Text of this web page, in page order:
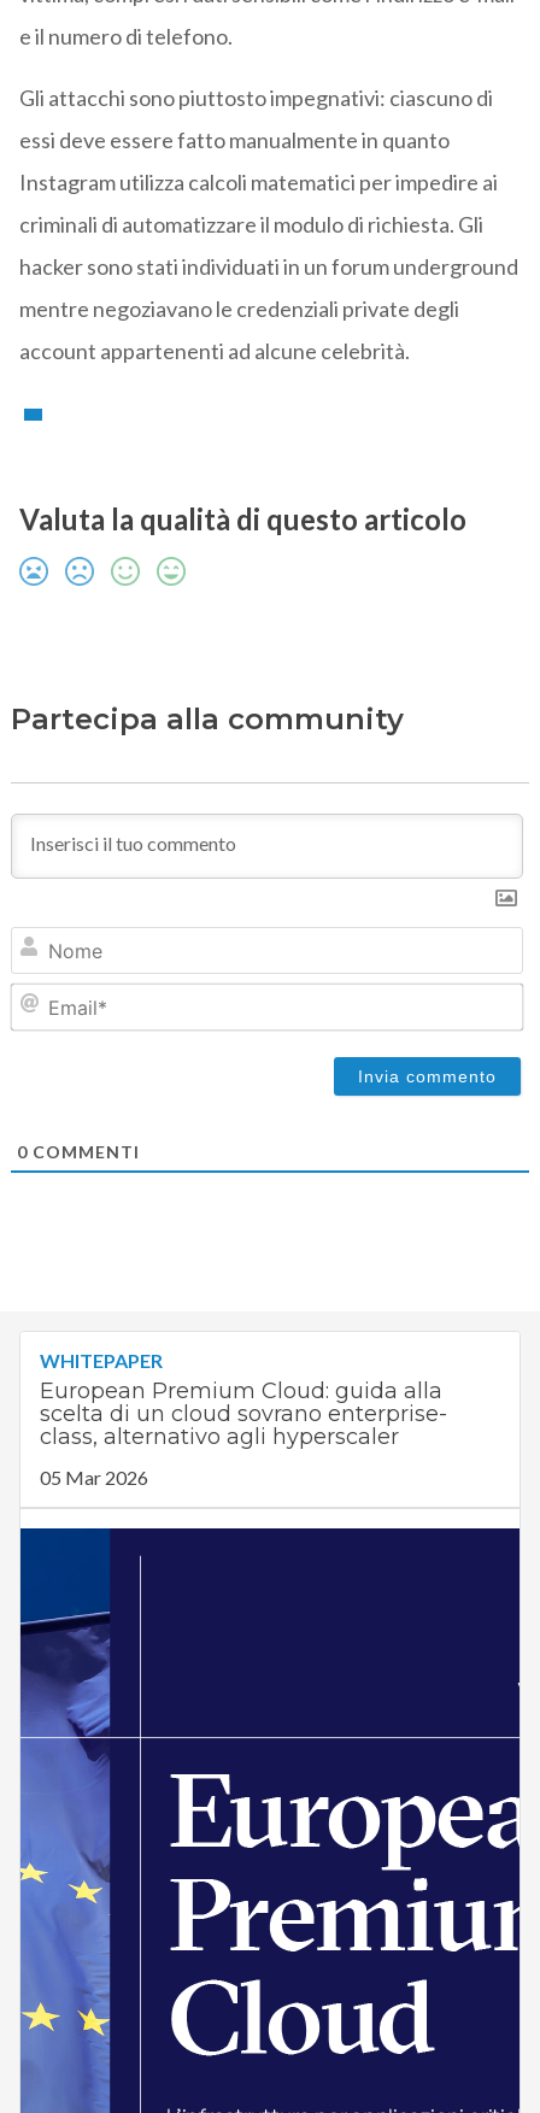
e il numero di telefono.
Gli attacchi sono piuttosto impegnativi: ciascuno di
essi deve essere fatto manualmente in quanto
Instagram utilizza calcoli matematici per impedire ai
criminali di automatizzare il modulo di richiesta. Gli
hacker sono stati individuati in un forum underground
mentre negoziavano le credenziali private degli
account appartenenti ad alcune celebrità.
Valuta la qualità di questo articolo
Partecipa alla community
0COMMENTI
WHITEPAPER
European Premium Cloud: guida alla
scelta di un cloud sovrano enterprise-
class, alternativo agli hyperscaler
05 Mar 2026